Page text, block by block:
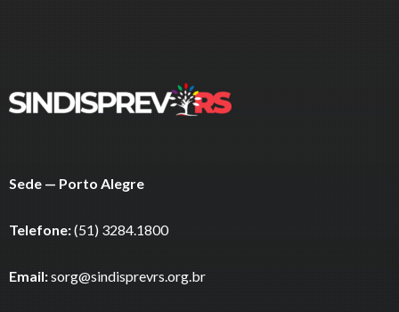
Sede — Porto Alegre
Telefone:(51) 3284.1800
Email:sorg@sindisprevrs.org.br